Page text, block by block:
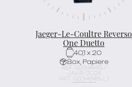
Jaeger-Le-Coultre Reverso
One Duetto
40,1 x 20
Box, Papiere
REF. Q334848J
JAHR: 2024
ART. Q334848J_1